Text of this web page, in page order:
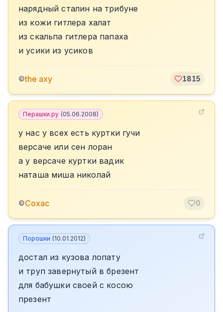
нарядный сталин на трибуне
из кожи гитлера халат
из скальпа гитлера папаха
и усики из усиков
©the axy 1815
Перашки.ру (05.06.2008)
у нас у всех есть куртки гучи
версаче или сен лоран
а у версаче куртки вадик
наташа миша николай
©Сохас 0
Порошки (10.01.2012)
достал из кузова лопату
и труп завернутый в брезент
для бабушки своей с косою
презент